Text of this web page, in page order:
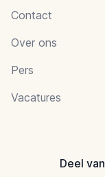
Contact
Over ons
Pers
Vacatures
Deel van